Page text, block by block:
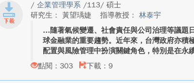
/企業管理學系 /113/ 碩士
研究生： 黃望瑀婕
指導教授：林泰宇
隨著氣候變遷、社會責任與公司治理等議題
球金融業的重要趨勢。近年來，台灣政府亦積
配置與風險管理中扮演關鍵角色，特別是在永
點閱：303
下載：9